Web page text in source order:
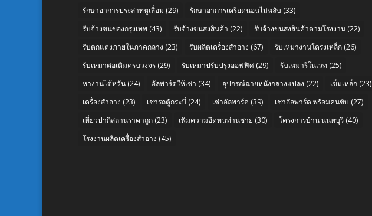
รักษาอาการประสาทหูเสื่อม (29) รักษาอาการเครียดนอนไม่หลับ (33)
รับจ้างขนของกรุงเทพ (43) รับจ้างขนส่งสินค้า (22) รับจ้างขนส่งสินค้าตามโรงงาน (22)
รับตกแต่งภายในภาคกลาง (23) รับผลิตเครื่องสำอาง (67) รับเหมางานโครงเหล็ก (26)
รับเหมาต่อเติมครบวงจร (29) รับเหมาปรับปรุงออฟฟิศ (29) รับเหมารีโนเวท (25)
หางานไต้หวัน (24) อัลพาร์ดให้เช่า (34) อุปกรณ์ฉายหนังกลางแปลง (22) เข็มเหล็ก (23)
เครื่องสำอาง (23) เช่ารถตู้กระบี่ (24) เช่าอัลพาร์ด (39) เช่าอัลพาร์ด พร้อมคนขับ (27)
เที่ยวปากีสถานราคาถูก (23) เพิ่มความอึดทนท่านชาย (30) โครงการบ้าน นนทบุรี (40)
โรงงานผลิตเครื่องสำอาง (45)